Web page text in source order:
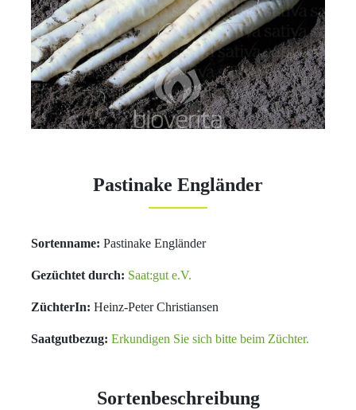
Pastinake Engländer
Sortenname: Pastinake Engländer
Gezüchtet durch: Saat:gut e.V.
ZüchterIn: Heinz-Peter Christiansen
Saatgutbezug: Erkundigen Sie sich bitte beim Züchter.
Sortenbeschreibung